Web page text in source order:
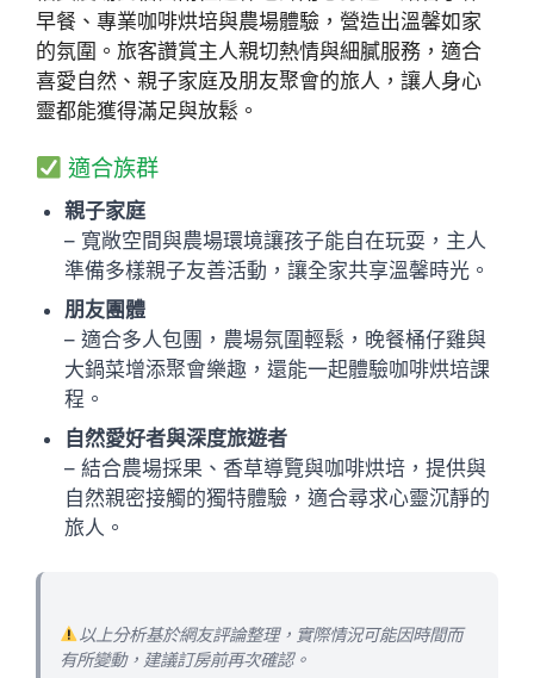
早餐、專業咖啡烘培與農場體驗，營造出溫馨如家
的氛圍。旅客讚賞主人親切熱情與細膩服務，適合
喜愛自然、親子家庭及朋友聚會的旅人，讓人身心
靈都能獲得滿足與放鬆。
適合族群
親子家庭
– 寬敞空間與農場環境讓孩子能自在玩耍，主人
準備多樣親子友善活動，讓全家共享溫馨時光。
朋友團體
– 適合多人包團，農場氛圍輕鬆，晚餐桶仔雞與
大鍋菜增添聚會樂趣，還能一起體驗咖啡烘培課
程。
自然愛好者與深度旅遊者
– 結合農場採果、香草導覽與咖啡烘培，提供與
自然親密接觸的獨特體驗，適合尋求心靈沉靜的
旅人。
以上分析基於網友評論整理，實際情況可能因時間而
有所變動，建議訂房前再次確認。